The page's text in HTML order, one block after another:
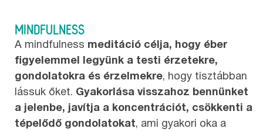
MINDFULNESS
A mindfulness meditáció célja, hogy éber
figyelemmel legyünk a testi érzetekre,
gondolatokra és érzelmekre, hogy tisztábban
lássuk őket. Gyakorlása visszahoz bennünket
a jelenbe, javítja a koncentrációt, csökkenti a
tépelődő gondolatokat, ami gyakori oka a